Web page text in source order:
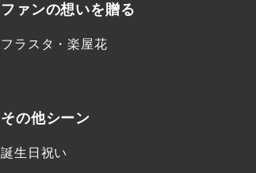
ファンの想いを贈る
フラスタ・楽屋花
その他シーン
誕生日祝い